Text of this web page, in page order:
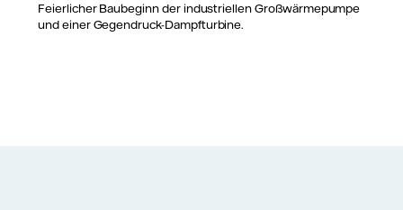
Feierlicher Baubeginn der industriellen Großwärmepumpe
und einer Gegendruck-Dampfturbine.